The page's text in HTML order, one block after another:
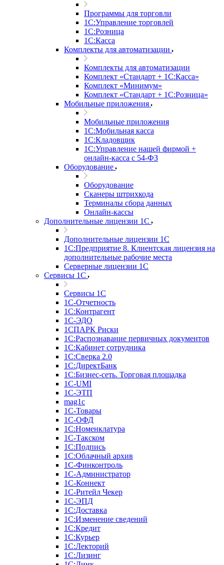
Программы для торговли
1С:Управление торговлей
1С:Розница
1С:Касса
Комплекты для автоматизации
Комплекты для автоматизации
Комплект «Стандарт + 1С:Касса»
Комплект «Минимум»
Комплект «Стандарт + 1С:Розница»
Мобильные приложения
Мобильные приложения
1С:Мобильная касса
1С:Кладовщик
1С:Управление нашей фирмой +
онлайн-касса с 54-ФЗ
Оборудование
Оборудование
Сканеры штрихкода
Терминалы сбора данных
Онлайн-кассы
Дополнительные лицензии 1С
Дополнительные лицензии 1С
1С:Предприятие 8. Клиентская лицензия на
дополнительные рабочие места
Серверные лицензии 1С
Сервисы 1С
Сервисы 1С
1С-Отчетность
1С:Контрагент
1С-ЭДО
1СПАРК Риски
1С:Распознавание первичных документов
1С:Кабинет сотрудника
1С:Сверка 2.0
1С:ДиректБанк
1С:Бизнес-сеть. Торговая площадка
1С-UMI
1С-ЭТП
mag1c
1С-Товары
1С-ОФД
1С:Номенклатура
1С-Такском
1С:Подпись
1С:Облачный архив
1С-Финконтроль
1С-Администратор
1С-Коннект
1С-Ритейл Чекер
1С-ЭПД
1С:Доставка
1С:Изменение сведений
1С:Кредит
1С:Курьер
1С:Лекторий
1С:Лизинг